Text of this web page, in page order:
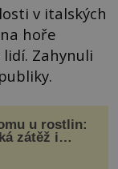
v italských
hoře
Zahynuli
u rostlin:
zátěž i